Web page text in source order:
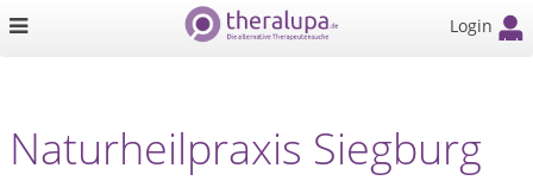
Login
Naturheilpraxis Siegburg